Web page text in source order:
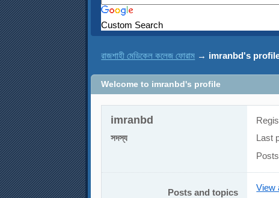
Custom Search
রাজশাহী মেডিকেল কলেজ ফোরাম → imranbd's
Welcome to imranbd's profile
imranbd
সদস্য
Last
Posts and topics
View